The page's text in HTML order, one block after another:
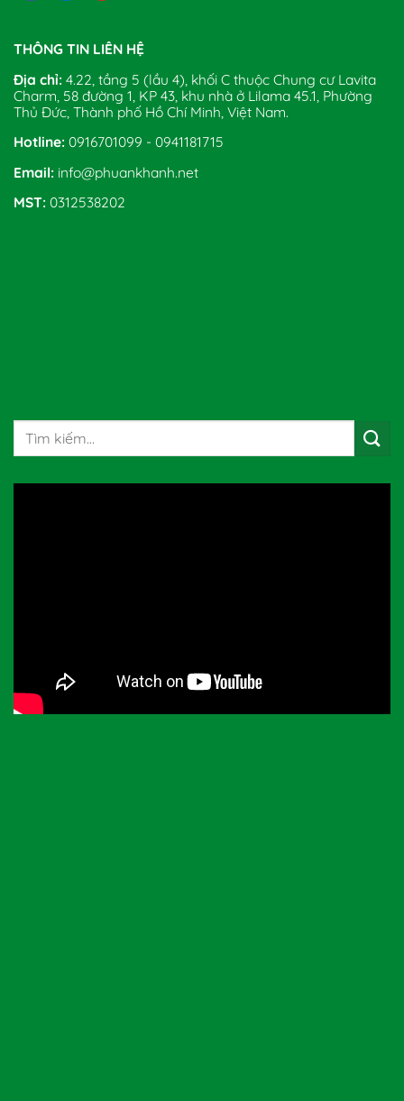
THÔNG TIN LIÊN HỆ
Địa chỉ: 4.22, tầng 5 (lầu 4), khối C thuộc Chung cư Lavita
Charm, 58 đường 1, KP 43, khu nhà ở Lilama 45.1, Phường
Thủ Đức, Thành phố Hồ Chí Minh, Việt Nam.
Hotline: 0916701099 - 0941181715
Email: info@phuankhanh.net
MST: 0312538202
Tìm